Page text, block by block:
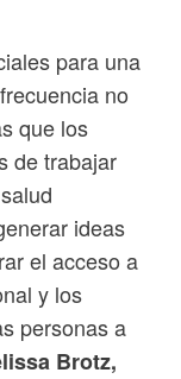
para una
no
que los
de trabajar
ideas
el acceso a
y los
personas a
Brotz,